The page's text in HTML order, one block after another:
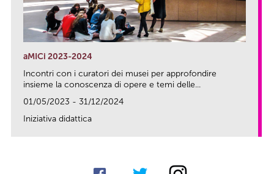
aMICi 2023-2024
Incontri con i curatori dei musei per approfondire
insieme la conoscenza di opere e temi delle...
01/05/2023 - 31/12/2024
Iniziativa didattica